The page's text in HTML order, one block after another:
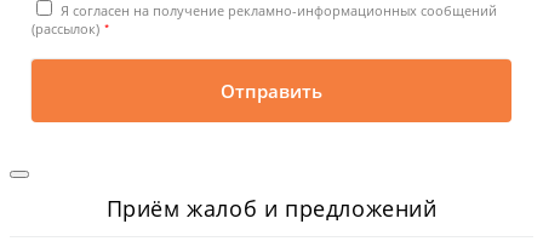
Я согласен на получение рекламно-информационных сообщений
(рассылок) *
Отправить
Приём жалоб и предложений